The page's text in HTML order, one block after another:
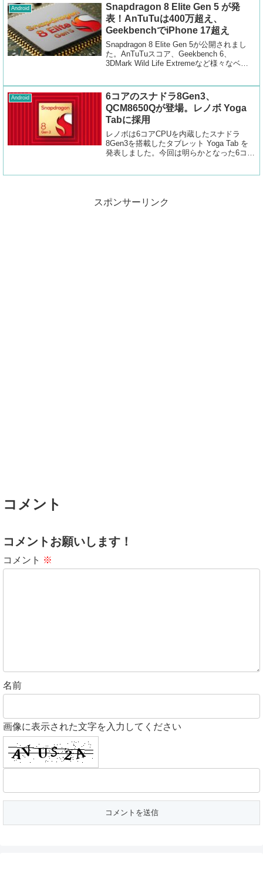
Android
Snapdragon 8 Elite Gen 5 が発
表！AnTuTuは400万超え、
GeekbenchでiPhone 17超え
Snapdragon 8 Elite Gen 5が公開されまし
た。AnTuTuスコア、Geekbench 6、
3DMark Wild Life Extremeなど様々なベン
Android
6コアのスナドラ8Gen3、
QCM8650Qが登場。レノボ Yoga
Tabに採用
レノボは6コアCPUを内蔵したスナドラ
8Gen3を搭載したタブレット Yoga Tab を
発表しました。今回は明らかとなった6コア
スポンサーリンク
コメント
コメントお願いします！
コメント ※
名前
画像に表示された文字を入力してください